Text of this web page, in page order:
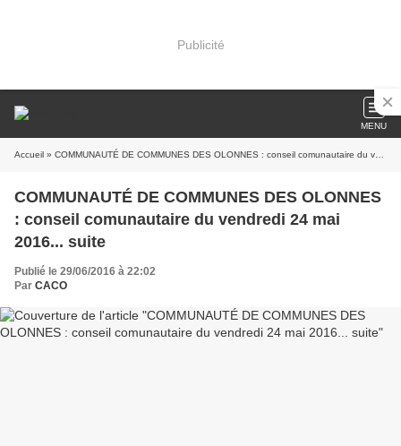
Publicité
MENU
Accueil » COMMUNAUTÉ DE COMMUNES DES OLONNES : conseil comunautaire du vendredi 24 mai 2016... suite
COMMUNAUTÉ DE COMMUNES DES OLONNES
: conseil comunautaire du vendredi 24 mai
2016... suite
Publié le 29/06/2016 à 22:02
Par CACO